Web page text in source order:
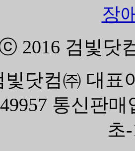
장
2016 검빛닷
빛닷컴㈜ 대표
통신판
초